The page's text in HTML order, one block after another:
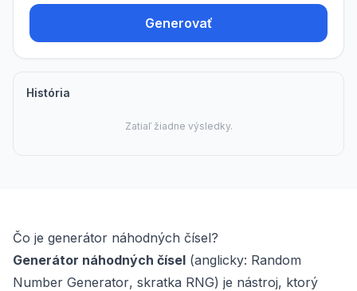
Generovať
História
Zatiaľ žiadne výsledky.
Čo je generátor náhodných čísel?
Generátor náhodných čísel (anglicky: Random
Number Generator, skratka RNG) je nástroj, ktorý